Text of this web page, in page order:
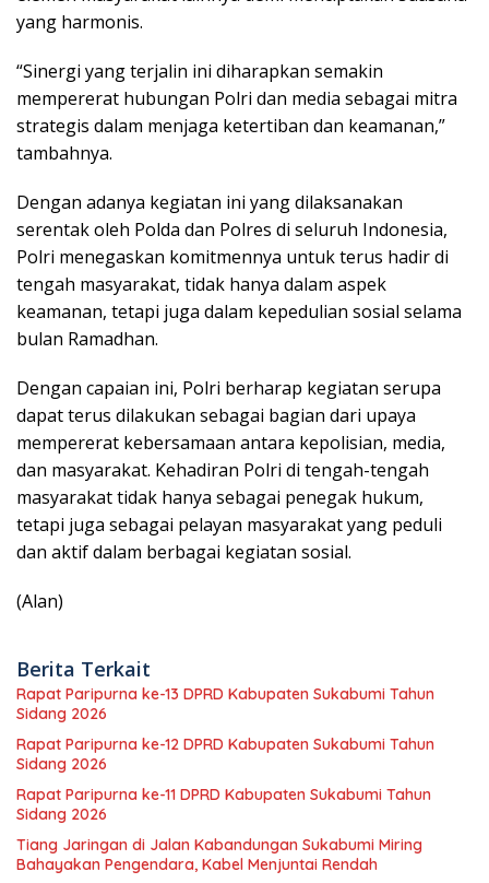
yang harmonis.
“Sinergi yang terjalin ini diharapkan semakin
mempererat hubungan Polri dan media sebagai mitra
strategis dalam menjaga ketertiban dan keamanan,”
tambahnya.
Dengan adanya kegiatan ini yang dilaksanakan
serentak oleh Polda dan Polres di seluruh Indonesia,
Polri menegaskan komitmennya untuk terus hadir di
tengah masyarakat, tidak hanya dalam aspek
keamanan, tetapi juga dalam kepedulian sosial selama
bulan Ramadhan.
Dengan capaian ini, Polri berharap kegiatan serupa
dapat terus dilakukan sebagai bagian dari upaya
mempererat kebersamaan antara kepolisian, media,
dan masyarakat. Kehadiran Polri di tengah-tengah
masyarakat tidak hanya sebagai penegak hukum,
tetapi juga sebagai pelayan masyarakat yang peduli
dan aktif dalam berbagai kegiatan sosial.
(Alan)
Berita Terkait
Rapat Paripurna ke-13 DPRD Kabupaten Sukabumi Tahun
Sidang 2026
Rapat Paripurna ke-12 DPRD Kabupaten Sukabumi Tahun
Sidang 2026
Rapat Paripurna ke-11 DPRD Kabupaten Sukabumi Tahun
Sidang 2026
Tiang Jaringan di Jalan Kabandungan Sukabumi Miring
Bahayakan Pengendara, Kabel Menjuntai Rendah